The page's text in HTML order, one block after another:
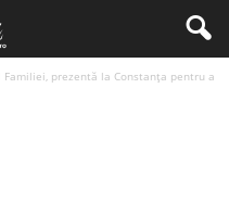
prezentă la Constanța pentru a